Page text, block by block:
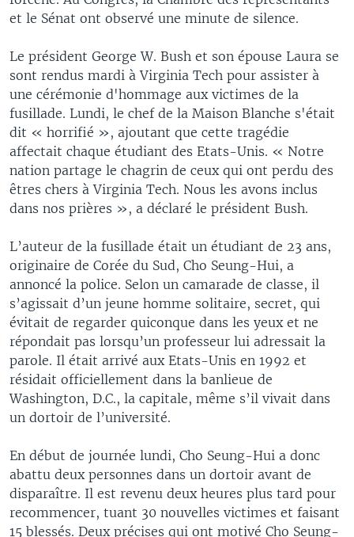
REPORTAGES
CARNET DE SANTÉ
L'AMÉRIQUE ET VOUS
RM SHOW
SANGO
Langues
et le Sénat ont observé une minute de silence.
Le président George W. Bush et son épouse Laura se
sont rendus mardi à Virginia Tech pour assister à
une cérémonie d'hommage aux victimes de la
fusillade. Lundi, le chef de la Maison Blanche s'était
dit « horrifié », ajoutant que cette tragédie
affectait chaque étudiant des Etats-Unis. « Notre
nation partage le chagrin de ceux qui ont perdu des
êtres chers à Virginia Tech. Nous les avons inclus
dans nos prières », a déclaré le président Bush.
L’auteur de la fusillade était un étudiant de 23 ans,
originaire de Corée du Sud, Cho Seung-Hui, a
annoncé la police. Selon un camarade de classe, il
s’agissait d’un jeune homme solitaire, secret, qui
évitait de regarder quiconque dans les yeux et ne
répondait pas lorsqu’un professeur lui adressait la
parole. Il était arrivé aux Etats-Unis en 1992 et
résidait officiellement dans la banlieue de
Washington, D.C., la capitale, même s’il vivait dans
un dortoir de l’université.
En début de journée lundi, Cho Seung-Hui a donc
abattu deux personnes dans un dortoir avant de
disparaître. Il est revenu deux heures plus tard pour
recommencer, tuant 30 nouvelles victimes et faisant
15 blessés. Deux précises qui ont motivé Cho Seung-